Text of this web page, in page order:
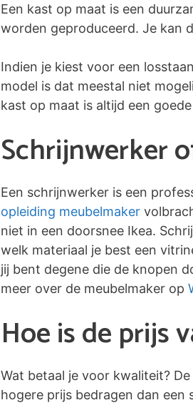
Een kast op maat is een
worden geproduceerd. Je kan
Indien je kiest voor een
model is dat meestal niet
kast op maat is altijd een
Schrijnwerker
Een schrijnwerker is een
opleiding meubelmaker
niet in een doorsnee Ikea.
welk materiaal je best een
jij bent degene die de knopen
meer over de meubelmaker op
Hoe is de prijs
Wat betaal je voor kwaliteit?
hogere prijs bedragen dan